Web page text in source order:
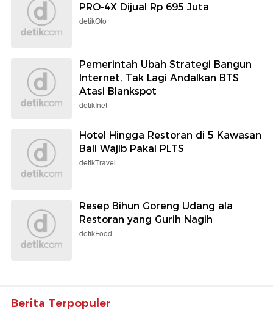
PRO-4X Dijual Rp 695 Juta
detikOto
Pemerintah Ubah Strategi Bangun
Internet, Tak Lagi Andalkan BTS
Atasi Blankspot
detikInet
Hotel Hingga Restoran di 5 Kawasan
Bali Wajib Pakai PLTS
detikTravel
Resep Bihun Goreng Udang ala
Restoran yang Gurih Nagih
detikFood
Berita Terpopuler